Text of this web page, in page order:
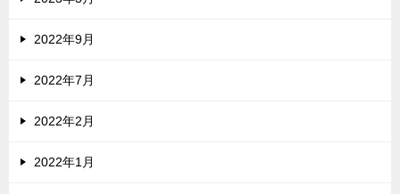
2022年9月
2022年7月
2022年2月
2022年1月